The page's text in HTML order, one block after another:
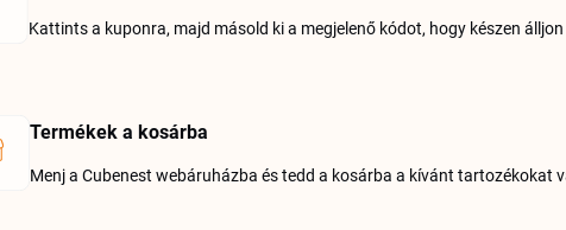
Kattints a kuponra, majd másold ki a megjelenő kódot, hogy készen
Termékek a kosárba
Menj a Cubenest webáruházba és tedd a kosárba a kívánt tartozékokat